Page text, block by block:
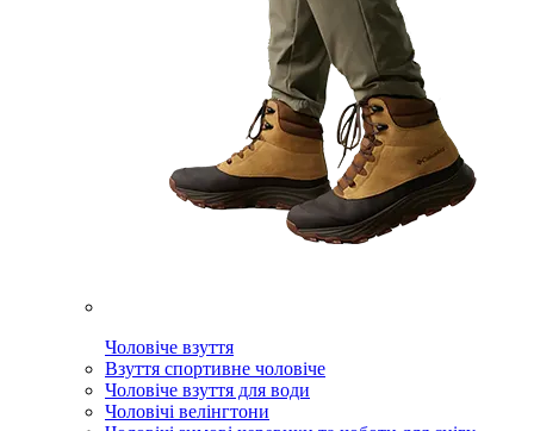
Чоловіче взуття
Взуття спортивне чоловіче
Чоловіче взуття для води
Чоловічі велінгтони